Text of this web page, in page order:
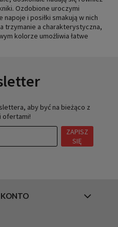
Ozdobione uroczymi
i posiłki smakują w nich
trzymanie a charakterystyczna,
kolorze umożliwia łatwe
aby być na bieżąco z
ofertami!
ZAPISZ
SIĘ